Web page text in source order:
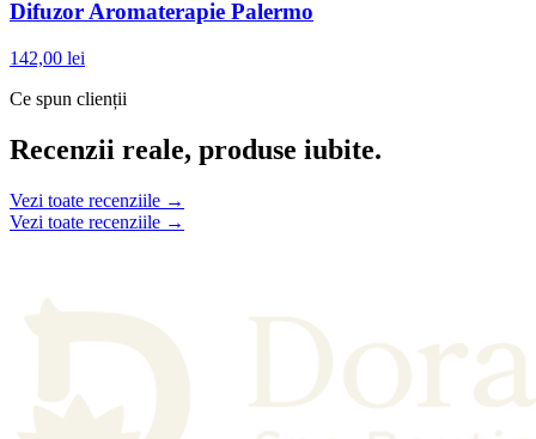
Difuzor Aromaterapie Palermo
142,00 lei
Ce spun clienții
Recenzii reale, produse iubite.
Vezi toate recenziile →
Vezi toate recenziile →